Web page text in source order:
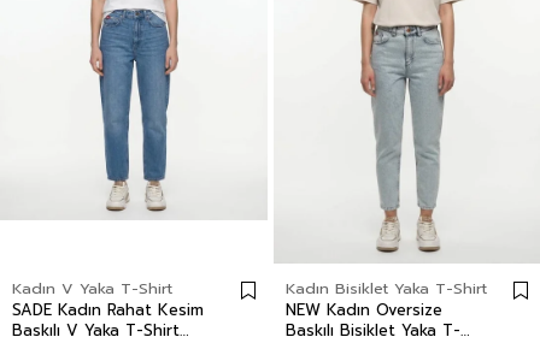
Kadın V Yaka T-Shirt
SADE Kadın Rahat Kesim
Baskılı V Yaka T-Shirt
Kadın Bisiklet Yaka T-Shirt
NEW Kadın Oversize
Baskılı Bisiklet Yaka T-